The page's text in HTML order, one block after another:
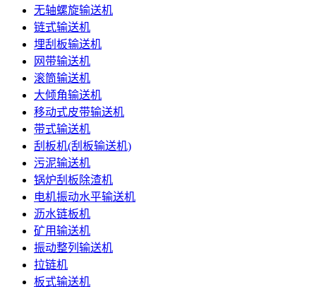
无轴螺旋输送机
链式输送机
埋刮板输送机
网带输送机
滚筒输送机
大倾角输送机
移动式皮带输送机
带式输送机
刮板机(刮板输送机)
污泥输送机
锅炉刮板除渣机
电机振动水平输送机
沥水链板机
矿用输送机
振动整列输送机
拉链机
板式输送机